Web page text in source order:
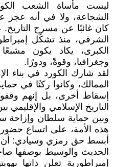
ليست مأساة الشعب
الشجاعة، ولا في أنه عجز
كان غائبًا عن مسرح التاريخ.
الشرقي، منذ تشكّل
الكبرى، يكاد يكون
وجغرافيا، وقوةً، ودورًا.
لقد شارك الكورد في بناء
الممالك، وكانوا ركنًا في
إسقاط أخرى، بل إنهم
التاريخ الإسلامي
وبين حماية سلطان وإزاحة
هذه الأمة، على اتساع
أبسط حق رمزي وسيادي: أن
الحديث والوسيط بوصفها
إمبراطورية تعلن ذاتها